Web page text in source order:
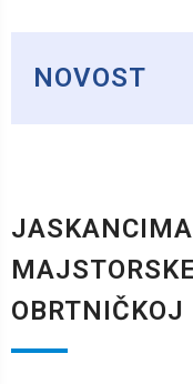
NOVOST
OBRTNIČKOJ